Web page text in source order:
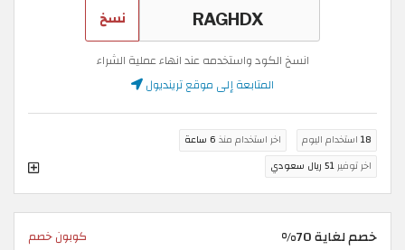
نسخ
انسخ الكود واستخدمه عند انهاء عملية الشراء
المتابعة إلى موقع ترينديول
18 استخدام اليوم اخر استخدام منذ 6 ساعة
اخر توفير51 ريال سعودي
خصم لغاية 70% كوبون خصم